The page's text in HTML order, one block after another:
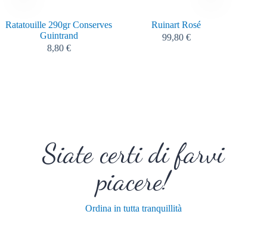
Ratatouille 290gr Conserves
Guintrand
8,80 €
Ruinart Rosé
99,80 €
Siate certi di farvi
piacere!
Ordina in tutta tranquillità